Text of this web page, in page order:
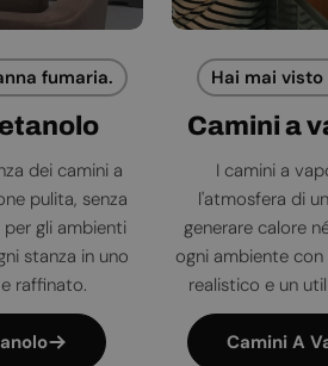
fumaria.
dei camini a
pulita, senza
gli ambienti
stanza in uno
raffinato.
Hai mai
Camini a
I camini a
l'atmosfera di
generare calore
ogni ambiente
realistico e un
Camini A